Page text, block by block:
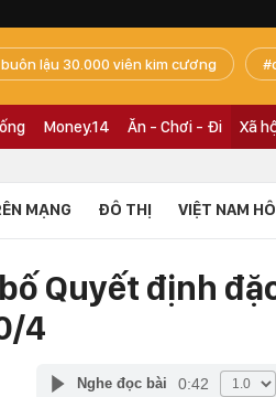
lậu 30.000 viên kim cương
Money.14 Ăn - Chơi - Đi Xã
MẠNG ĐÔ THỊ VIỆT NAM
Quyết định
4
Nghe đọc bài 0:42